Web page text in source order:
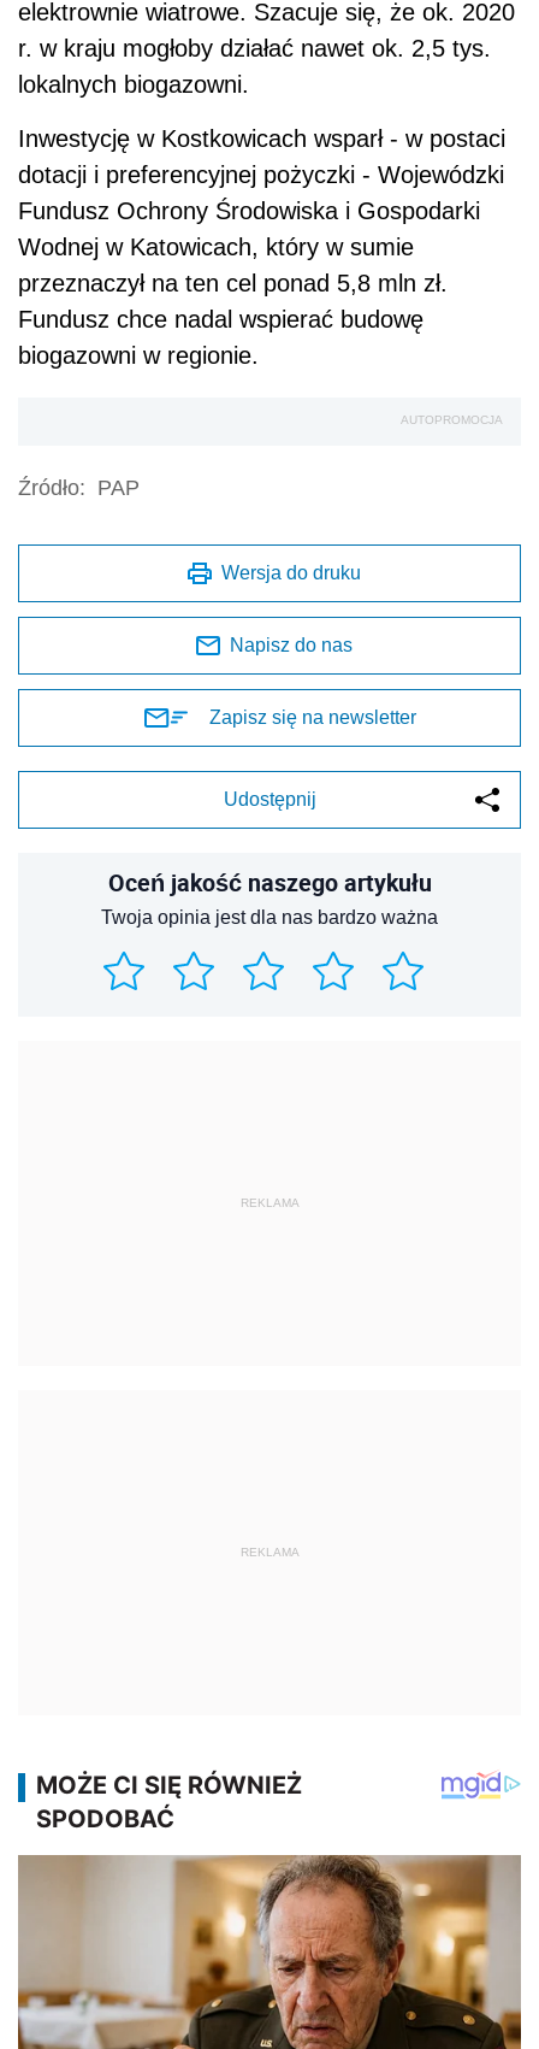
elektrownie wiatrowe. Szacuje się, że ok. 2020
r. w kraju mogłoby działać nawet ok. 2,5 tys.
lokalnych biogazowni.
Inwestycję w Kostkowicach wsparł - w postaci
dotacji i preferencyjnej pożyczki - Wojewódzki
Fundusz Ochrony Środowiska i Gospodarki
Wodnej w Katowicach, który w sumie
przeznaczył na ten cel ponad 5,8 mln zł.
Fundusz chce nadal wspierać budowę
biogazowni w regionie.
AUTOPROMOCJA
Źródło: PAP
Wersja do druku
Napisz do nas
Zapisz się na newsletter
Udostępnij
Oceń jakość naszego artykułu
Twoja opinia jest dla nas bardzo ważna
REKLAMA
REKLAMA